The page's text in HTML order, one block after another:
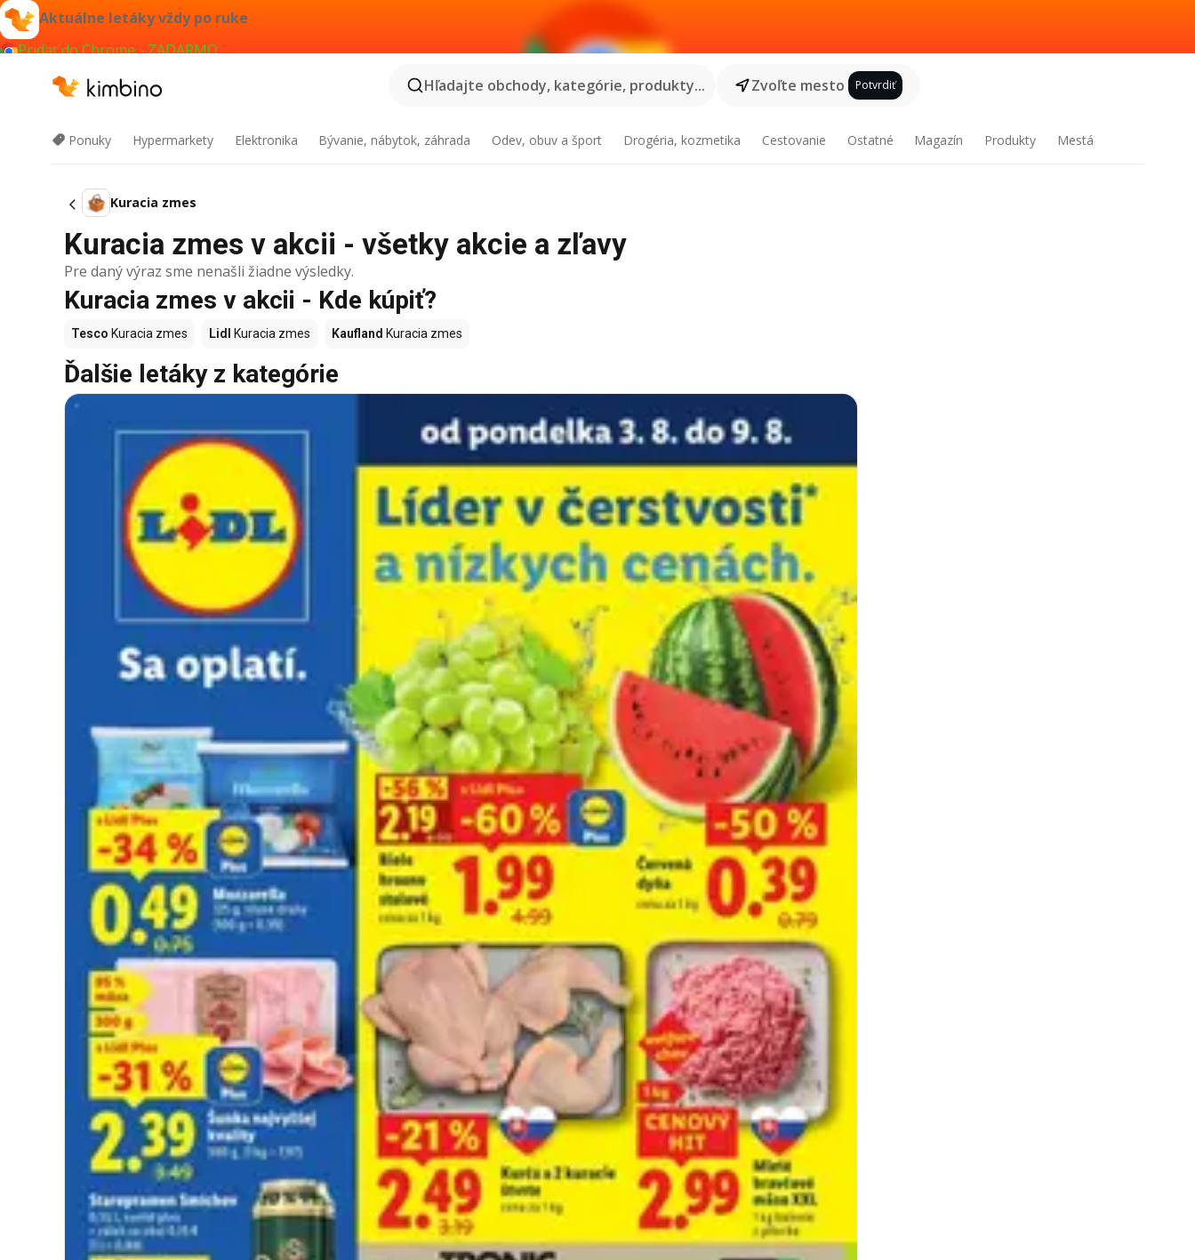
Aktuálne letáky vždy po ruke
Pridať do Chrome - ZADARMO
Hľadajte obchody, kategórie, produkty...
Zvoľte mesto Potvrdiť
Ponuky Hypermarkety Elektronika Bývanie, nábytok, záhrada Odev, obuv a šport Drogéria, kozmetika Cestovanie Ostatné Magazín Produkty Mestá
Kuracia zmes
Kuracia zmes v akcii - všetky akcie a zľavy
Pre daný výraz sme nenašli žiadne výsledky.
Kuracia zmes v akcii - Kde kúpiť?
Tesco Kuracia zmes Lidl Kuracia zmes Kaufland Kuracia zmes
Ďalšie letáky z kategórie